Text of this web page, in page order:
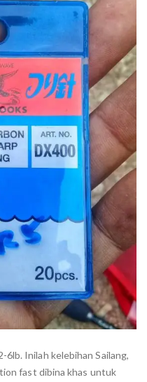
6lb. Inilah kelebihan Sailang,
fast dibina khas untuk